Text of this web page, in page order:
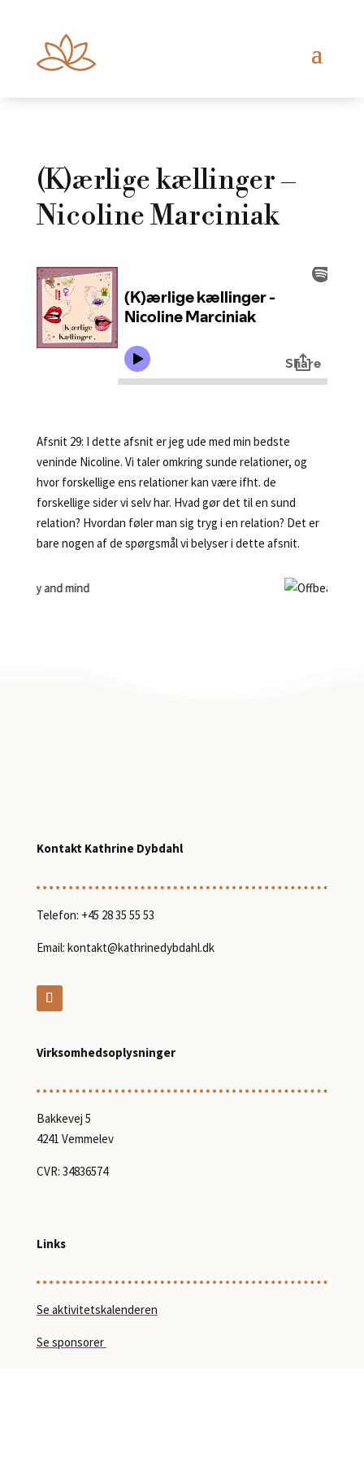
(K)ærlige kællinger –
Nicoline Marciniak
Afsnit 29: I dette afsnit er jeg ude med min bedste
veninde Nicoline. Vi taler omkring sunde relationer, og
hvor forskellige ens relationer kan være ifht. de
forskellige sider vi selv har. Hvad gør det til en sund
relation? Hvordan føler man sig tryg i en relation? Det er
bare nogen af de spørgsmål vi belyser i dette afsnit.
Kontakt Kathrine Dybdahl
Telefon: +45 28 35 55 53
Email: kontakt@kathrinedybdahl.dk
Virksomhedsoplysninger
Bakkevej 5
4241 Vemmelev
CVR: 34836574
Links
Se aktivitetskalenderen
Se sponsorer